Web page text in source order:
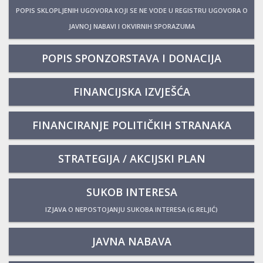
POPIS SKLOPLJENIH UGOVORA KOJI SE NE VODE U REGISTRU UGOVORA O
JAVNOJ NABAVI I OKVIRNIH SPORAZUMA
POPIS SPONZORSTAVA I DONACIJA
FINANCIJSKA IZVJEŠĆA
FINANCIRANJE POLITIČKIH STRANAKA
STRATEGIJA / AKCIJSKI PLAN
SUKOB INTERESA
IZJAVA O NEPOSTOJANJU SUKOBA INTERESA (G.RELJIĆ)
JAVNA NABAVA